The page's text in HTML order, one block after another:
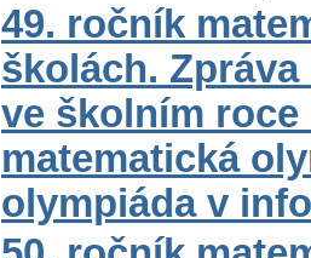
49. ročník
školách.
ve školním roce
matematická
olympiáda v